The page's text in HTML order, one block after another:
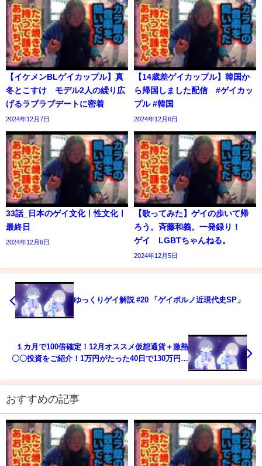
【イケメンBLゲイカップル】真
冬とこすけ モデル2人の繰り広
げるラブラブデートに密着
2024年12月7日
【14歳差ゲイカップル】韓国か
ら帰国しました配信 #ゲイカッ
プル #韓国
2024年12月6日
33話_日本のゲイ文化ㅣ性文化ㅣ
最終日
2024年12月6日
【歌ってみた】ゲイの歩いて帰
ろう。斉藤和義。一発録り！
ゲイ LGBTちゃんねる。
2024年12月5日
ゆっくりゲイ解説 #20 「ゲイポルノ近現代史SP」
１カ月で100倍確定！12月オススメ仮想通貨＋激熱
〇〇投資をご紹介！1万円がたった40日で130万円に
おすすめの記事